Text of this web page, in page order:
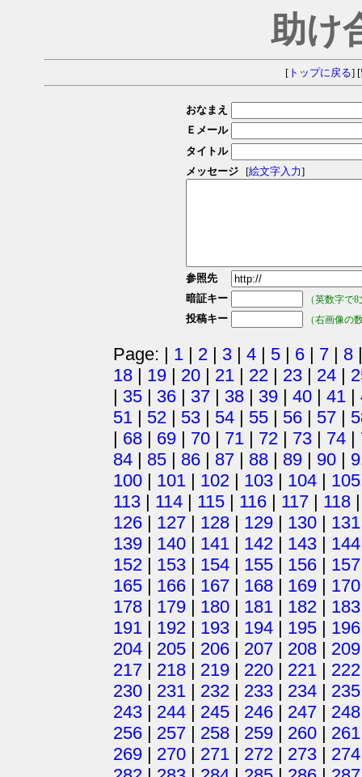
助け
[トップに戻る] [
おなまえ
Ｅメール
タイトル
メッセージ
[絵文字入力]
参照先
暗証キー
（英数字で
投稿キー （右画像の
Page: | 1 | 2 | 3 | 4 | 5 | 6 | 7 | 8
18 | 19 | 20 | 21 | 22 | 23 | 24 |
| 35 | 36 | 37 | 38 | 39 | 40 | 41 |
51 | 52 | 53 | 54 | 55 | 56 | 57 |
| 68 | 69 | 70 | 71 | 72 | 73 | 74 |
84 | 85 | 86 | 87 | 88 | 89 | 90 |
100 | 101 | 102 | 103 | 104 | 105
113 | 114 | 115 | 116 | 117 | 118
126 | 127 | 128 | 129 | 130 | 131
139 | 140 | 141 | 142 | 143 | 144
152 | 153 | 154 | 155 | 156 | 157
165 | 166 | 167 | 168 | 169 | 170
178 | 179 | 180 | 181 | 182 | 183
191 | 192 | 193 | 194 | 195 | 196
204 | 205 | 206 | 207 | 208 | 209
217 | 218 | 219 | 220 | 221 | 222
230 | 231 | 232 | 233 | 234 | 235
243 | 244 | 245 | 246 | 247 | 248
256 | 257 | 258 | 259 | 260 | 261
269 | 270 | 271 | 272 | 273 | 274